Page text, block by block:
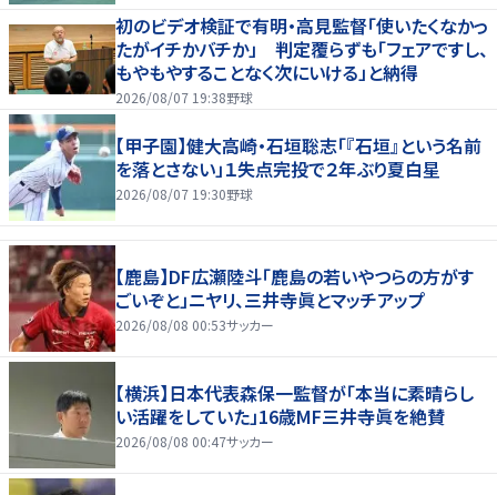
初のビデオ検証で有明・高見監督「使いたくなかっ
たがイチかバチか」 判定覆らずも「フェアですし、
もやもやすることなく次にいける」と納得
2026/08/07 19:38野球
【甲子園】健大高崎・石垣聡志「『石垣』という名前
を落とさない」１失点完投で２年ぶり夏白星
2026/08/07 19:30野球
【鹿島】DF広瀬陸斗「鹿島の若いやつらの方がす
ごいぞと」ニヤリ、三井寺眞とマッチアップ
2026/08/08 00:53サッカー
【横浜】日本代表森保一監督が「本当に素晴らし
い活躍をしていた」16歳MF三井寺眞を絶賛
2026/08/08 00:47サッカー